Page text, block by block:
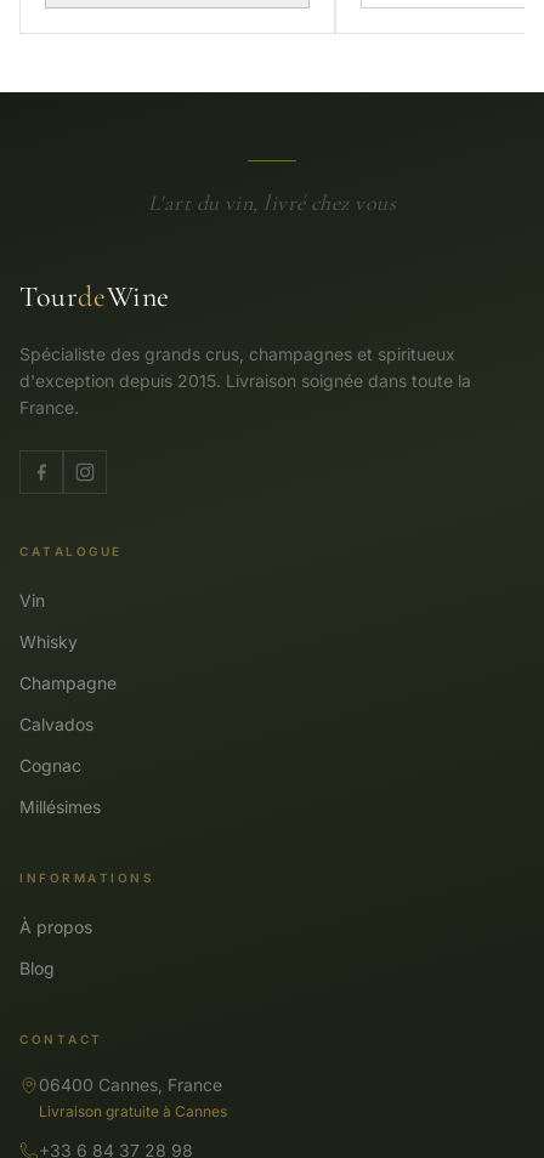
L'art du vin, livré chez vous
TourdeWine
Spécialiste des grands crus, champagnes et spiritueux
d'exception depuis 2015. Livraison soignée dans toute la
France.
CATALOGUE
Vin
Whisky
Champagne
Calvados
Cognac
Millésimes
INFORMATIONS
À propos
Blog
CONTACT
06400 Cannes, France
Livraison gratuite à Cannes
+33 6 84 37 28 98